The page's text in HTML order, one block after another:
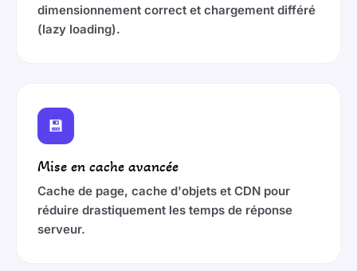
dimensionnement correct et chargement différé
(lazy loading).
💾
Mise en cache avancée
Cache de page, cache d'objets et CDN pour
réduire drastiquement les temps de réponse
serveur.